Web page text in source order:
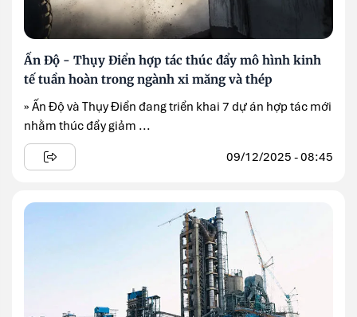
Ấn Độ - Thụy Điển hợp tác thúc đẩy mô hình kinh
tế tuần hoàn trong ngành xi măng và thép
» Ấn Độ và Thụy Điển đang triển khai 7 dự án hợp tác mới
nhằm thúc đẩy giảm ...
09/12/2025 - 08:45